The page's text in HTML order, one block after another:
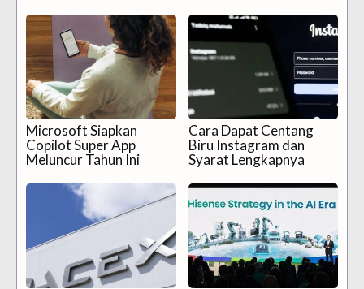
Microsoft Siapkan
Copilot Super App
Meluncur Tahun Ini
Cara Dapat Centang
Biru Instagram dan
Syarat Lengkapnya